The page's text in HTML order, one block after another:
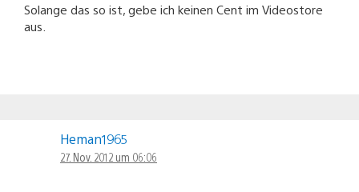
Solange das so ist, gebe ich keinen Cent im Videostore
aus.
Heman1965
27. Nov. 2012 um 06:06